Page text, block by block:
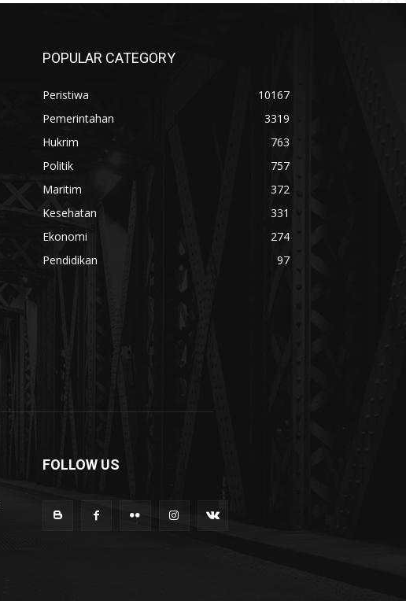
POPULAR CATEGORY
Peristiwa
10167
Pemerintahan
3319
Hukrim
763
Politik
757
Maritim
372
Kesehatan
331
Ekonomi
274
Pendidikan
97
FOLLOW US